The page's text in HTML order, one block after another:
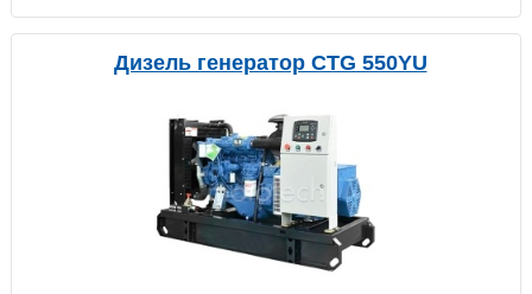
Дизель генератор CTG 550YU